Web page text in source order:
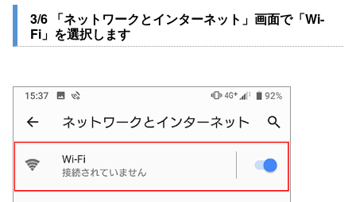
3/6 「ネットワークとインターネット」画面で「Wi-
Fi」を選択します